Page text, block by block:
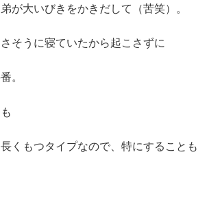
が大いびきをかきだして（苦笑）。
そうに寝ていたから起こさずに
。
くもつタイプなので、特にすることも